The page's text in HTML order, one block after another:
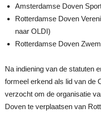
Amsterdamse Doven
Rotterdamse Doven
naar OLDI)
Rotterdamse Doven
Na indiening van de statuten
formeel erkend als lid van de
verzocht om de organisatie
Doven te verplaatsen van